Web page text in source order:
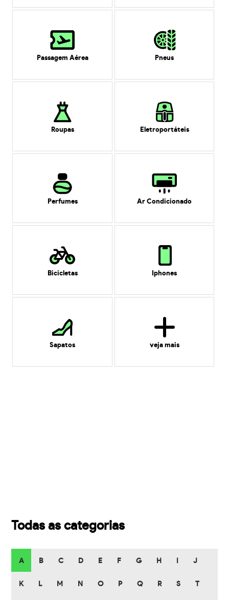
Passagem Aérea Pneus
Roupas Eletroportáteis
Perfumes Ar Condicionado
Bicicletas Iphones
Sapatos veja mais
Todas as categorias
A B C D E F G H J
K L M N O P Q R S T